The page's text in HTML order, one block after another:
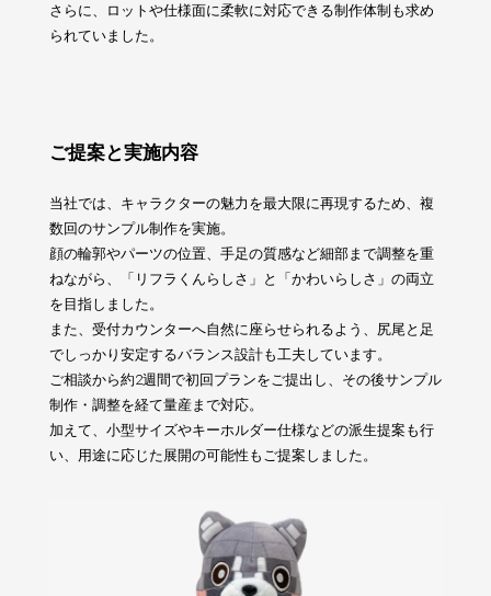
さらに、ロットや仕様面に柔軟に対応できる制作体制も求め
られていました。
ご提案と実施内容
当社では、キャラクターの魅力を最大限に再現するため、複
数回のサンプル制作を実施。
顔の輪郭やパーツの位置、手足の質感など細部まで調整を重
ねながら、「リフラくんらしさ」と「かわいらしさ」の両立
を目指しました。
また、受付カウンターへ自然に座らせられるよう、尻尾と足
でしっかり安定するバランス設計も工夫しています。
ご相談から約2週間で初回プランをご提出し、その後サンプル
制作・調整を経て量産まで対応。
加えて、小型サイズやキーホルダー仕様などの派生提案も行
い、用途に応じた展開の可能性もご提案しました。